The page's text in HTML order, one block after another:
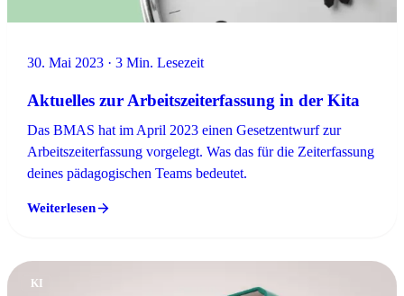
30. Mai 2023 · 3 Min. Lesezeit
Aktuelles zur Arbeitszeiterfassung in der Kita
Das BMAS hat im April 2023 einen Gesetzentwurf zur
Arbeitszeiterfassung vorgelegt. Was das für die Zeiterfassung
deines pädagogischen Teams bedeutet.
Weiterlesen
KI